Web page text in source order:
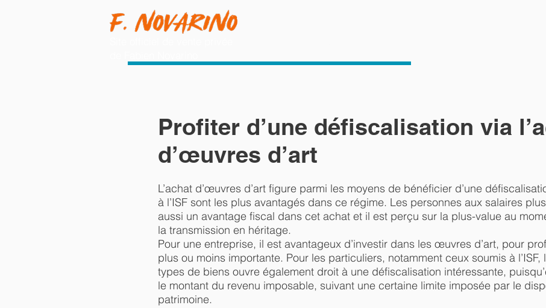
Profiter d’une défiscalisation via
d’œuvres d’art
L’achat d’œuvres d’art figure parmi les moyens de bénéficier d’une
à l’ISF sont les plus avantagés dans ce régime. Les personnes aux salaires
aussi un avantage fiscal dans cet achat et il est perçu sur la plus-value au
la transmission en héritage.
Pour une entreprise, il est avantageux d’investir dans les œuvres d’art, pour
plus ou moins importante. Pour les particuliers, notamment ceux soumis à l’ISF,
types de biens ouvre également droit à une défiscalisation intéressante,
le montant du revenu imposable, suivant une certaine limite imposée par le
patrimoine.